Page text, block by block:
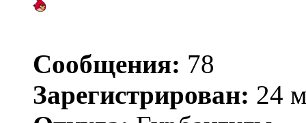
Сообщения: 78
Зарегистрирован: 24